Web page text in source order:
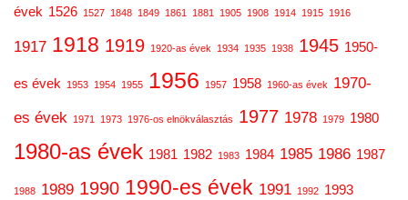
évek 1526 1527 1848 1849 1861 1881 1905 1908 1914 1915 1916
1917 1918 1919 1920-as évek 1934 1935 1938 1945 1950-
es évek 1953 1954 1955 1956 1957 1958 1960-as évek
1970-
es évek
1971 1973 1976-os elnökválasztás 1977 1978 1979 1980
1980-as évek 1981 1982 1983 1984 1985 1986 1987
1988 1989 1990 1990-es évek 1991 1992 1993